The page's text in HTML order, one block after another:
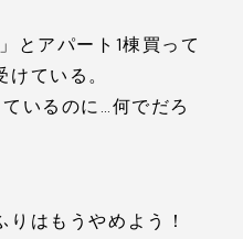
とアパート1棟買って
ている。
いるのに…何でだろ
りはもうやめよう！